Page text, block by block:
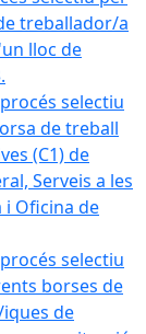
treballador/a
lloc de
selectiu
de treball
(C1) de
Serveis a les
i Oficina de
selectiu
borses de
de